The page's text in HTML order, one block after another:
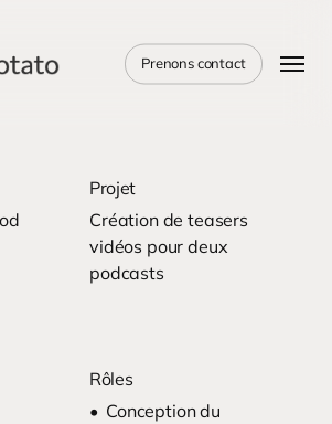
Prenons contact Menu
Projet
Création de teasers
vidéos pour deux
podcasts
Rôles
Conception du